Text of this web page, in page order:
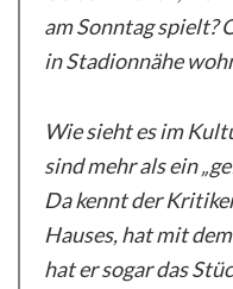
am Sonntag spielt?
in Stadionnähe
Wie sieht es im
sind mehr als ein
Da kennt der
Hauses, hat mit
hat er sogar das